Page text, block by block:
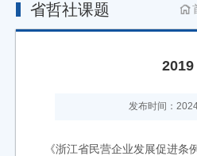
省哲社课题
2019
发布时间：
《浙江省民营企业发展促进条